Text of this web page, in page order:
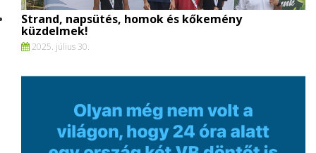
Strand, napsütés, homok és kőkemény
küzdelmek!
2025. július 30.